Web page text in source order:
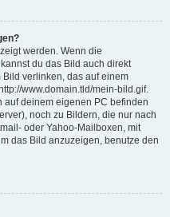
werden. Wenn die
du das Bild auch direkt
Bild verlinken, das auf einem
www.domain.tld/mein-bild.gif.
auf deinem eigenen PC befinden
noch zu Bildern, die nur nach
oder Yahoo-Mailboxen, mit
das Bild anzuzeigen, benutze den